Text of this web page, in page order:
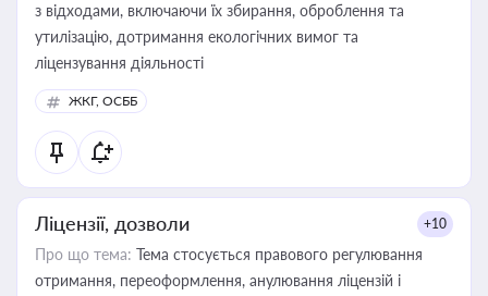
з відходами, включаючи їх збирання, оброблення та
утилізацію, дотримання екологічних вимог та
ліцензування діяльності
ЖКГ, ОСББ
Ліцензії, дозволи +10
Про що тема: Тема стосується правового регулювання
отримання, переоформлення, анулювання ліцензій і